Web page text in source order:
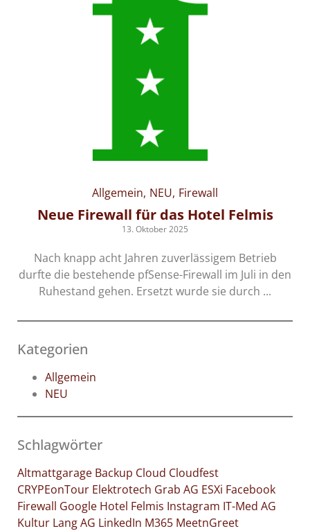
Allgemein NEU Firewall
Neue Firewall für das Hotel Felmis
13. Oktober 2025
Nach knapp acht Jahren zuverlässigem Betrieb
durfte die bestehende pfSense-Firewall im Juli in den
Ruhestand gehen. Ersetzt wurde sie durch ...
Kategorien
Allgemein
NEU
Schlagwörter
Altmattgarage Backup Cloud Cloudfest
CRYPEonTour Elektrotech Grab AG ESXi Facebook
Firewall Google Hotel Felmis Instagram IT-Med AG
Kultur Lang AG LinkedIn M365 MeetnGreet